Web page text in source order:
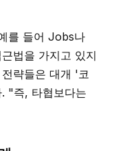
를 들어 Jobs나
법을 가지고 있지
략들은 대개 '코
"즉, 타협보다는